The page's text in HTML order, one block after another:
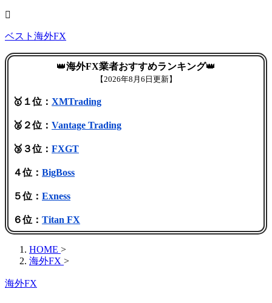
ベスト海外FX
👑海外FX業者おすすめランキング👑
【2026年8月6日更新】
🥇１位： XMTrading
🥈２位： Vantage Trading
🥉３位： FXGT
４位： BigBoss
５位： Exness
６位： Titan FX
HOME >
海外FX >
海外FX